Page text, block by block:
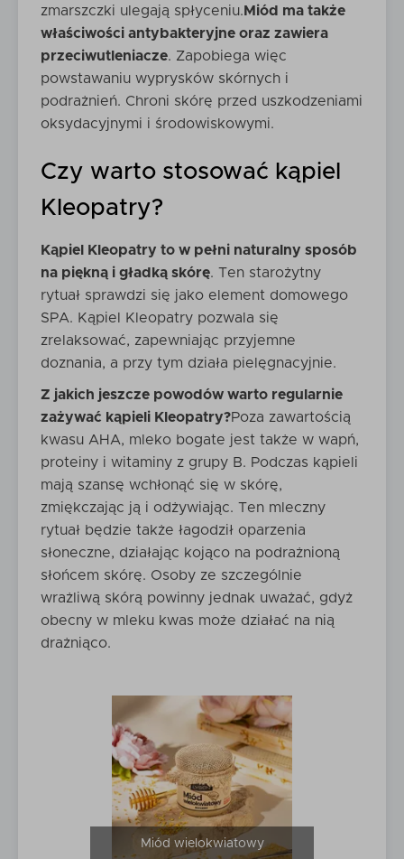
zmarszczki ulegają spłyceniu. Miód ma także
właściwości antybakteryjne oraz zawiera
przeciwutleniacze. Zapobiega więc
powstawaniu wyprysków skórnych i
podrażnień. Chroni skórę przed uszkodzeniami
oksydacyjnymi i środowiskowymi.
Czy warto stosować kąpiel
Kleopatry?
Kąpiel Kleopatry to w pełni naturalny sposób
na piękną i gładką skórę. Ten starożytny
rytuał sprawdzi się jako element domowego
SPA. Kąpiel Kleopatry pozwala się
zrelaksować, zapewniając przyjemne
doznania, a przy tym działa pielęgnacyjnie.
Z jakich jeszcze powodów warto regularnie
zażywać kąpieli Kleopatry?Poza zawartością
kwasu AHA, mleko bogate jest także w wapń,
proteiny i witaminy z grupy B. Podczas kąpieli
mają szansę wchłonąć się w skórę,
zmiękczając ją i odżywiając. Ten mleczny
rytuał będzie także łagodził oparzenia
słoneczne, działając kojąco na podrażnioną
słońcem skórę. Osoby ze szczególnie
wrażliwą skórą powinny jednak uważać, gdyż
obecny w mleku kwas może działać na nią
drażniąco.
Miód wielokwiatowy